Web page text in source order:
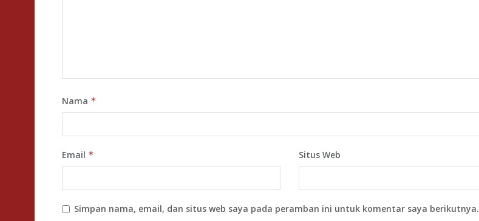
Nama *
Email * Situs Web
Simpan nama, email, dan situs web saya pada peramban ini untuk komentar saya berikutnya.